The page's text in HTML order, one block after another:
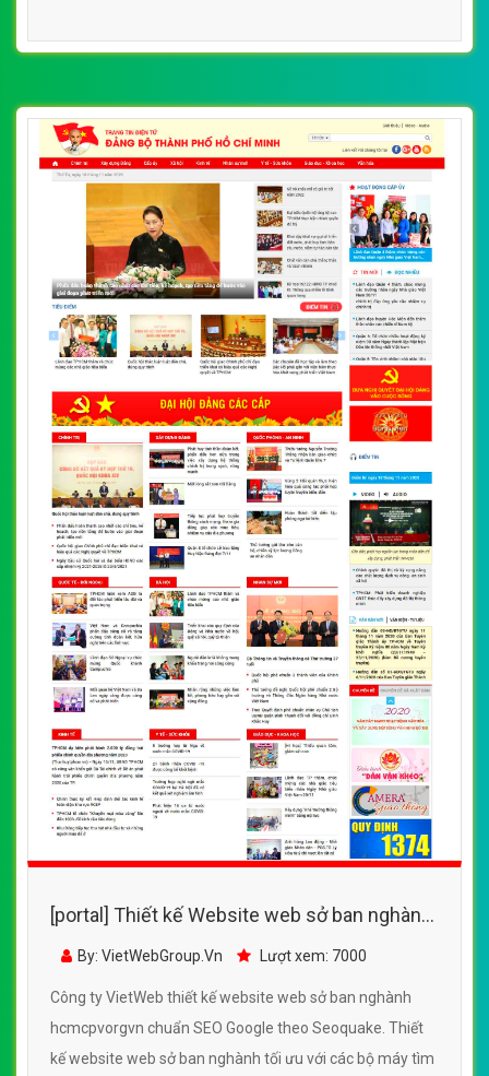
[portal] Thiết kế Website web sở ban nghành
- hcmcpvorgvn
By: VietWebGroup.Vn Lượt xem: 7000
Công ty VietWeb thiết kế website web sở ban nghành
hcmcpvorgvn chuẩn SEO Google theo Seoquake. Thiết
kế website web sở ban nghành tối ưu với các bộ máy tìm